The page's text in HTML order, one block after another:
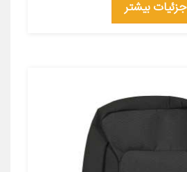
جزئیات بیشتر